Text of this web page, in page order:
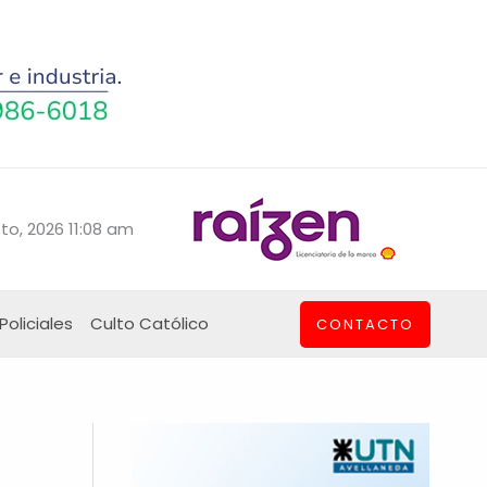
2026 11:08 am
Policiales Culto Católico CONTACTO